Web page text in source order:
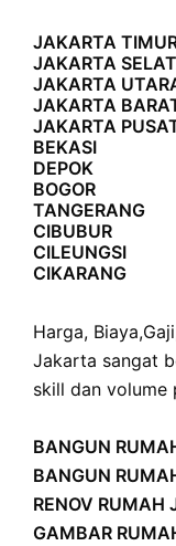
JAKARTA
JAKARTA
JAKARTA
JAKARTA
JAKARTA
BEKASI
DEPOK
BOGOR
TANGERANG
CIBUBUR
CILEUNGSI
CIKARANG
Harga, Biaya,Gaji
Jakarta sangat
skill dan volume
BANGUN
BANGUN
RENOV RUMAH
GAMBAR